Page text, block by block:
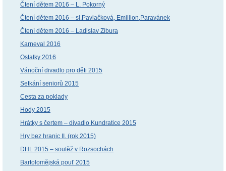
Čtení dětem 2016 – L. Pokorný
Čtení dětem 2016 – sl.Pavlačková, Emillion,Paravánek
Čtení dětem 2016 – Ladislav Zibura
Karneval 2016
Ostatky 2016
Vánoční divadlo pro děti 2015
Setkání seniorů 2015
Cesta za poklady
Hody 2015
Hrátky s čertem – divadlo Kundratice 2015
Hry bez hranic II. (rok 2015)
DHL 2015 – soutěž v Rozsochách
Bartolomějská pouť 2015